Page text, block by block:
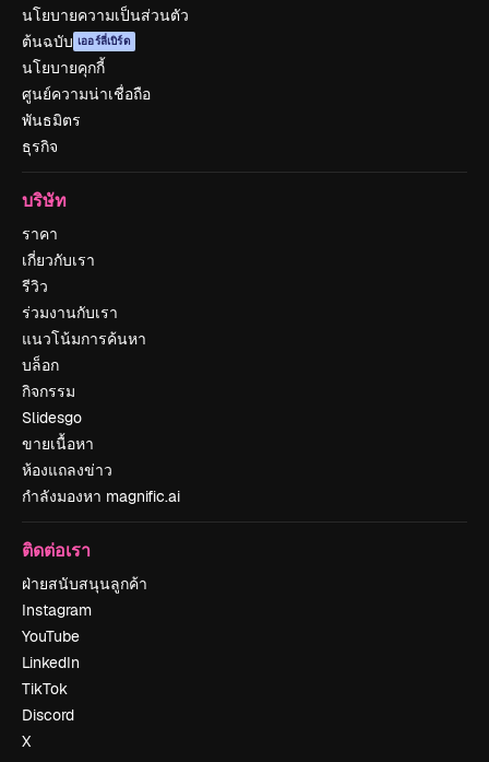
นโยบายความเป็นส่วนตัว
ต้นฉบับ เออร์ลี่เบิร์ด
นโยบายคุกกี้
ศูนย์ความน่าเชื่อถือ
พันธมิตร
ธุรกิจ
บริษัท
ราคา
เกี่ยวกับเรา
รีวิว
ร่วมงานกับเรา
แนวโน้มการค้นหา
บล็อก
กิจกรรม
Slidesgo
ขายเนื้อหา
ห้องแถลงข่าว
กำลังมองหา magnific.ai
ติดต่อเรา
ฝ่ายสนับสนุนลูกค้า
Instagram
YouTube
LinkedIn
TikTok
Discord
X